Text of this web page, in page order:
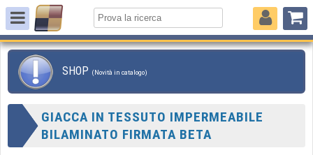
SHOP (Novità in catalogo)
GIACCA IN TESSUTO IMPERMEABILE
BILAMINATO FIRMATA BETA